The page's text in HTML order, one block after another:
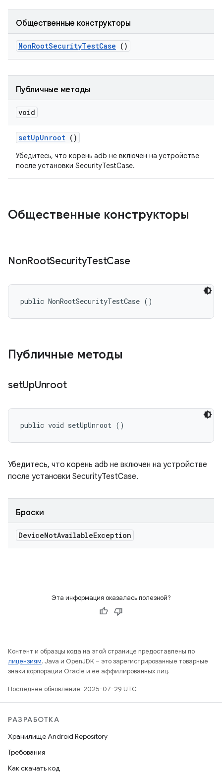
Общественные конструкторы
NonRootSecurityTestCase ()
Публичные методы
void
setUpUnroot ()
Убедитесь, что корень adb не включен на устройстве
после установки SecurityTestCase.
Общественные конструкторы
NonRootSecurityTestCase
public NonRootSecurityTestCase ()
Публичные методы
setUpUnroot
public void setUpUnroot ()
Убедитесь, что корень adb не включен на устройстве
после установки SecurityTestCase.
Броски
DeviceNotAvailableException
Эта информация оказалась полезной?
Контент и образцы кода на этой странице предоставлены по
лицензиям. Java и OpenJDK – это зарегистрированные товарные
знаки корпорации Oracle и ее аффилированных лиц.
Последнее обновление: 2025-07-29 UTC.
РАЗРАБОТКА
Хранилище Android Repository
Требования
Как скачать код